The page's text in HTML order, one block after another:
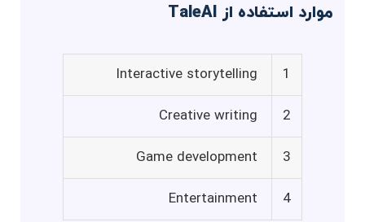
موارد استفاده از TaleAI
1
Interactive storytelling
2
Creative writing
3
Game development
4
Entertainment